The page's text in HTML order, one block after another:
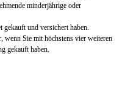
minderjährige oder
und versichert haben.
wenn Sie mit höchstens vier weiteren
gekauft haben.